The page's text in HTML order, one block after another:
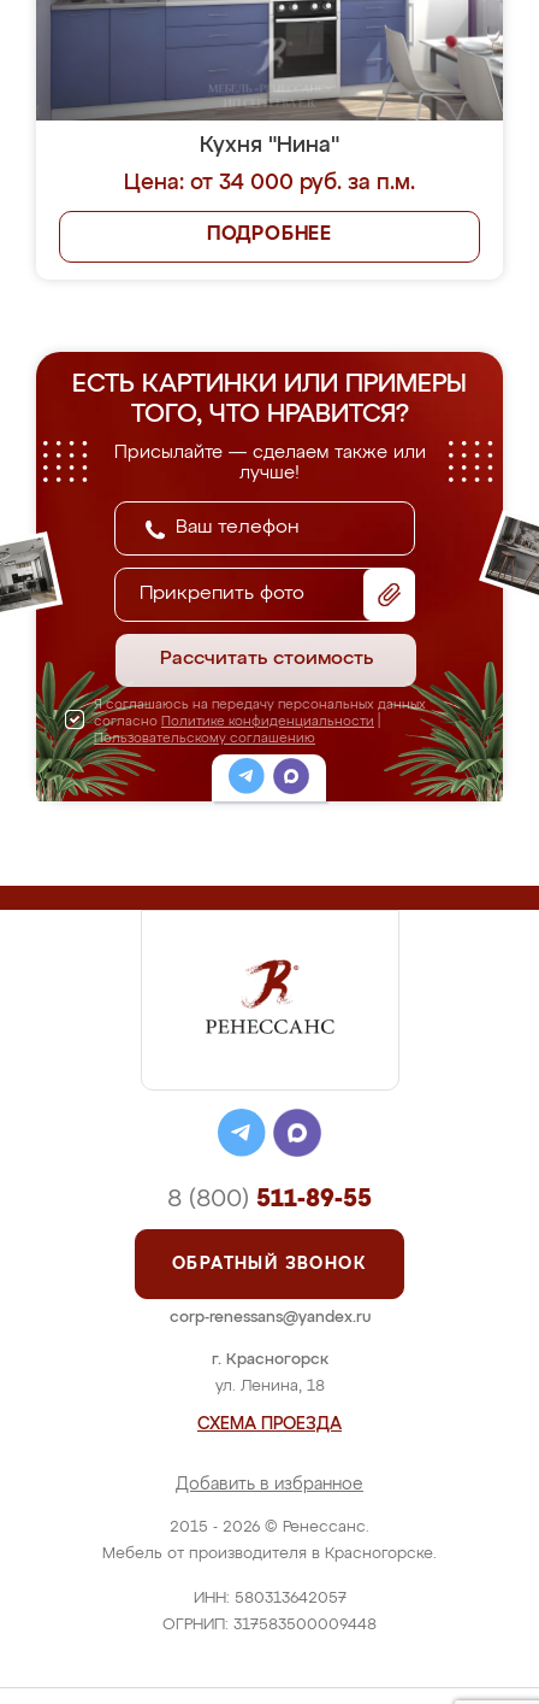
Кухня "Нина"
Цена: от 34 000 руб. за п.м.
ПОДРОБНЕЕ
ЕСТЬ КАРТИНКИ ИЛИ ПРИМЕРЫ
ТОГО, ЧТО НРАВИТСЯ?
Присылайте — сделаем также или
лучше!
Прикрепить фото
Рассчитать стоимость
Я соглашаюсь на передачу персональных данных
согласно Политике конфиденциальности
Пользовательскому соглашению
2015 - 2026 © Ренессанс.
Мебель от производителя в Красногорске.
ИНН: 580313642057
ОГРНИП: 317583500009448
г. Красногорск
ул. Ленина, 18
СХЕМА ПРОЕЗДА
Добавить в избранное
8 (800) 511-89-55
ОБРАТНЫЙ ЗВОНОК
corp-renessans@yandex.ru